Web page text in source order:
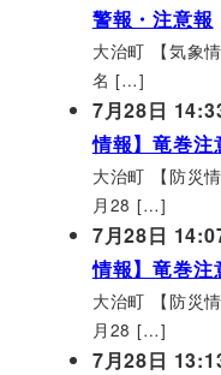
警報・注意報
大治町 【気象
名 […]
7月28日
情報】竜巻注
大治町 【防災
月28 […]
7月28日
情報】竜巻注
大治町 【防災
月28 […]
7月28日